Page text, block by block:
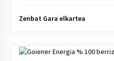
Zenbat Gara elkartea